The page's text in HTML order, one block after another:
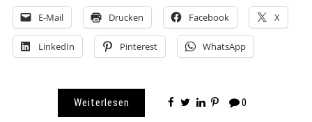
E-Mail Drucken Facebook X
LinkedIn Pinterest WhatsApp
Weiterlesen 0